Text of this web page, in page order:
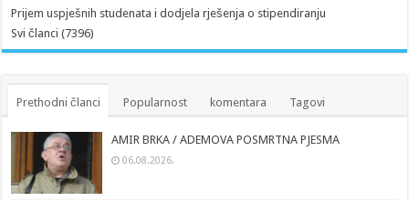
Prijem uspješnih studenata i dodjela rješenja o stipendiranju
Svi članci (7396)
Prethodni članci Popularnost komentara Tagovi
AMIR BRKA / ADEMOVA POSMRTNA PJESMA
06.08.2026.